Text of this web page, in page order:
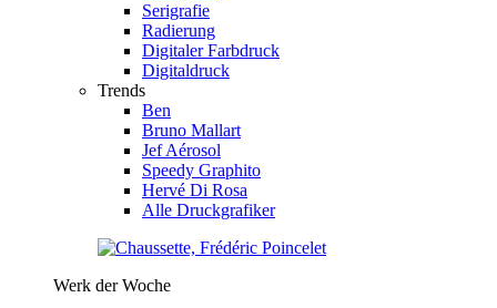
Serigrafie
Radierung
Digitaler Farbdruck
Digitaldruck
Trends
Ben
Bruno Mallart
Jef Aérosol
Speedy Graphito
Hervé Di Rosa
Alle Druckgrafiker
Werk der Woche